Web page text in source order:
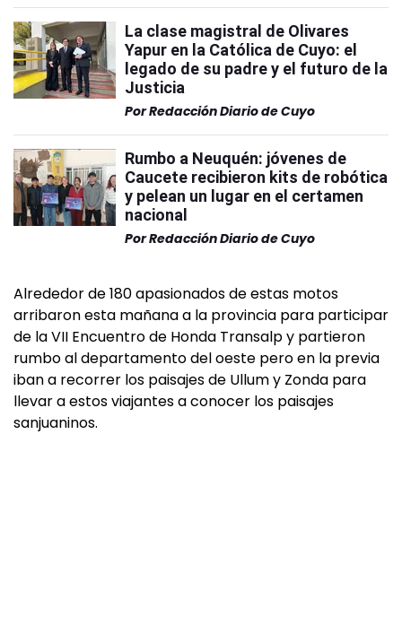
La clase magistral de Olivares
Yapur en la Católica de Cuyo: el
legado de su padre y el futuro de la
Justicia
PorRedacción Diario de Cuyo
Rumbo a Neuquén: jóvenes de
Caucete recibieron kits de robótica
y pelean un lugar en el certamen
nacional
PorRedacción Diario de Cuyo
Alrededor de 180 apasionados de estas motos
arribaron esta mañana a la provincia para participar
de la VII Encuentro de Honda Transalp y partieron
rumbo al departamento del oeste pero en la previa
iban a recorrer los paisajes de Ullum y Zonda para
llevar a estos viajantes a conocer los paisajes
sanjuaninos.